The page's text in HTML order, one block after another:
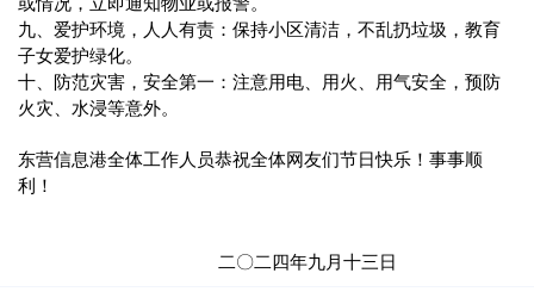
九、爱护环境，人人有责：保持小区清洁，不乱扔垃圾，教育
子女爱护绿化。
十、防范灾害，安全第一：注意用电、用火、用气安全，预防
火灾、水浸等意外。
东营信息港全体工作人员恭祝全体网友们节日快乐！事事顺
利！
二〇二四年九月十三日